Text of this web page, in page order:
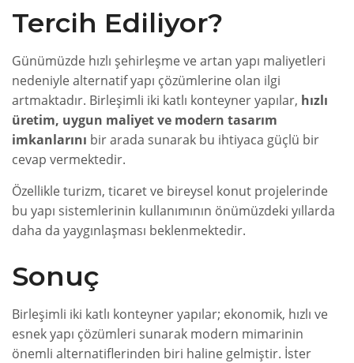
Tercih Ediliyor?
Günümüzde hızlı şehirleşme ve artan yapı maliyetleri
nedeniyle alternatif yapı çözümlerine olan ilgi
artmaktadır. Birleşimli iki katlı konteyner yapılar, hızlı
üretim, uygun maliyet ve modern tasarım
imkanlarını bir arada sunarak bu ihtiyaca güçlü bir
cevap vermektedir.
Özellikle turizm, ticaret ve bireysel konut projelerinde
bu yapı sistemlerinin kullanımının önümüzdeki yıllarda
daha da yaygınlaşması beklenmektedir.
Sonuç
Birleşimli iki katlı konteyner yapılar; ekonomik, hızlı ve
esnek yapı çözümleri sunarak modern mimarinin
önemli alternatiflerinden biri haline gelmiştir. İster